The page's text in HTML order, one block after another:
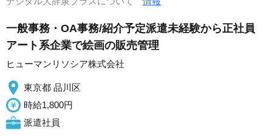
一般事務・OA事務/紹介予定派遣未経験から正社員
アート系企業で絵画の販売管理
ヒューマンリソシア株式会社
東京都 品川区
時給1,800円
派遣社員